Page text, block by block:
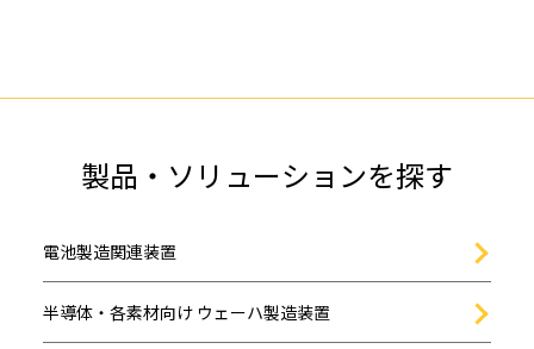
製品・ソリューションを探す
電池製造関連装置
半導体・各素材向け ウェーハ製造装置